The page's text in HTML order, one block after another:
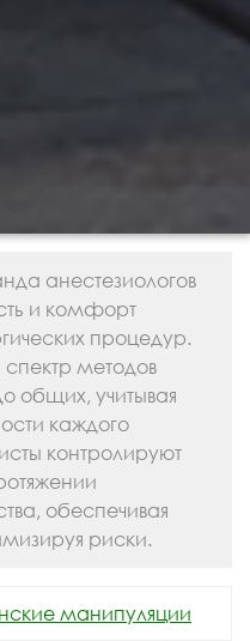
анестезиологов
и комфорт
процедур.
методов
общих, учитывая
каждого
контролируют
обеспечивая
риски.
манипуляции